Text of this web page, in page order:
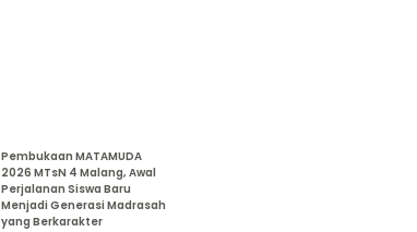
Pembukaan MATAMUDA
2026 MTsN 4 Malang, Awal
Perjalanan Siswa Baru
Menjadi Generasi Madrasah
yang Berkarakter